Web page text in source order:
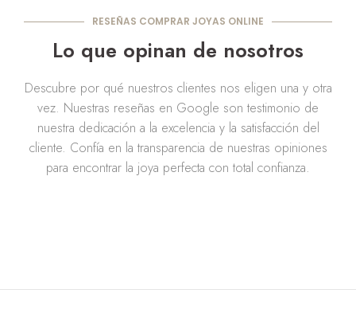
RESEÑAS COMPRAR JOYAS ONLINE
Lo que opinan de nosotros
Descubre por qué nuestros clientes nos eligen una y otra
vez. Nuestras reseñas en Google son testimonio de
nuestra dedicación a la excelencia y la satisfacción del
cliente. Confía en la transparencia de nuestras opiniones
para encontrar la joya perfecta con total confianza.